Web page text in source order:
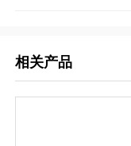
相关产品